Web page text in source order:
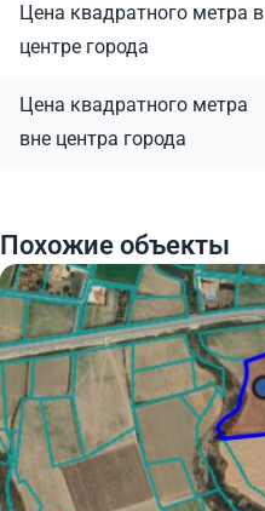
Цена квадратного метра в
центре города
Цена квадратного метра
вне центра города
Похожие объекты